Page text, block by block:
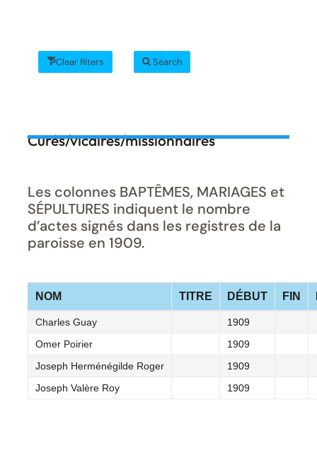
Clear filters Search
Curés/vicaires/missionnaires
Les colonnes BAPTÊMES, MARIAGES et
SÉPULTURES indiquent le nombre
d’actes signés dans les registres de la
paroisse en 1909.
NOM TITRE DÉBUT FIN
Charles Guay
1909
Omer Poirier
1909
Joseph Herménégilde Roger
1909
Joseph Valère Roy
1909